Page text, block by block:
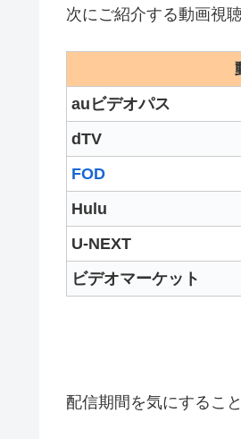
次にご紹介する動画視
auビデオパス
dTV
FOD
Hulu
U-NEXT
ビデオマーケット
配信期間を気にするこ